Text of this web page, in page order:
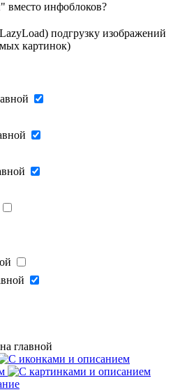
вместо инфоблоков?
подгрузку изображений
картинок)
главной